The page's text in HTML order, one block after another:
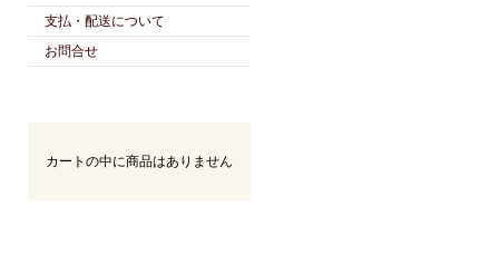
支払・配送について
お問合せ
カートの中に商品はありません